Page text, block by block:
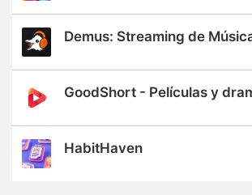
Demus: Streaming de
GoodShort - Películas y
HabitHaven